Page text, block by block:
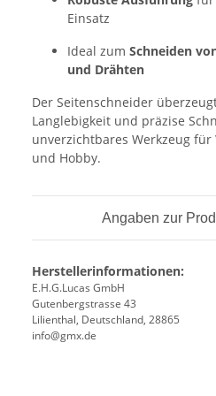
Einsatz
Ideal zum Schneiden
und Drähten
Der Seitenschneider
Langlebigkeit und präzise
unverzichtbares Werkzeug
und Hobby.
Angaben zur
Herstellerinformationen:
E.H.G.Lucas GmbH
Gutenbergstrasse 43
Lilienthal, Deutschland, 28865
info@gmx.de